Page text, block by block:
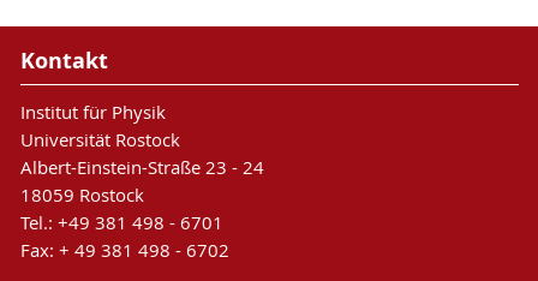
Kontakt
Institut für Physik
Universität Rostock
Albert-Einstein-Straße 23 - 24
18059 Rostock
Tel.: +49 381 498 - 6701
Fax: + 49 381 498 - 6702